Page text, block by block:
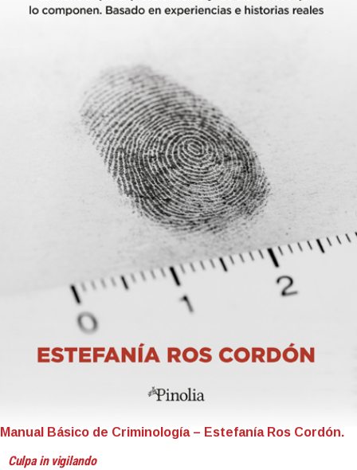
Manual Básico de Criminología – Estefanía Ros Cordón.
Culpa in vigilando